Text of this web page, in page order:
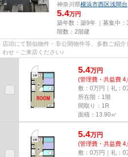
神奈川県横浜市西区浅間台
5.4万円
築年数：築9年 ｜募集中：
階数：2階建
店頭にて類似物件・非公開物件等、多数ご紹
わせ・ご来店ください♪
5.4万円
(管理費・共益費
敷：0万円｜礼：0
所在階：1階
間取り：1R
面積：13.90㎡
5.4万円
(管理費・共益費
敷：0万円｜礼：0